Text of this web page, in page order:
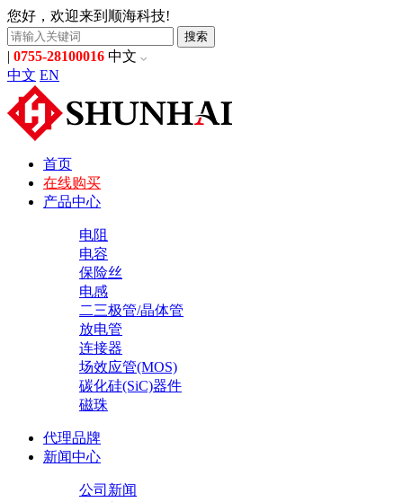
您好，欢迎来到顺海科技!
搜索
| 0755-28100016 中文
中文 EN
首页
在线购买
产品中心
电阻
电容
保险丝
电感
二三极管/晶体管
放电管
连接器
场效应管(MOS)
碳化硅(SiC)器件
磁珠
代理品牌
新闻中心
公司新闻